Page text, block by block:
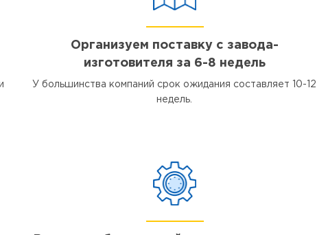
Организуем поставку с завода-
изготовителя за 6-8 недель
У большинства компаний срок ожидания составляет 10-12
недель.